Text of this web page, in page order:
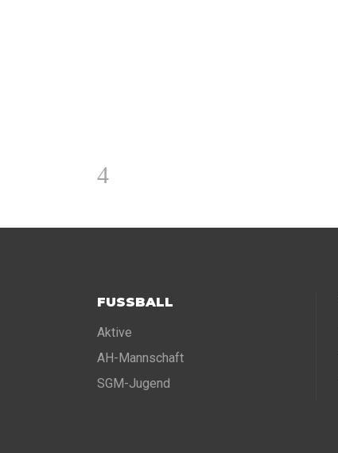
FUSSBALL
Aktive
AH-Mannschaft
SGM-Jugend